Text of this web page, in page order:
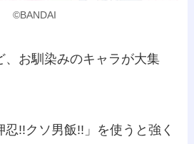
©BANDAI
、お馴染みのキャラが大集
!!クソ男飯!!」を使うと強く